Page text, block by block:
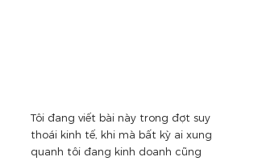
Tôi đang viết bài này trong đợt suy
thoái kinh tế, khi mà bất kỳ ai xung
quanh tôi đang kinh doanh cũng